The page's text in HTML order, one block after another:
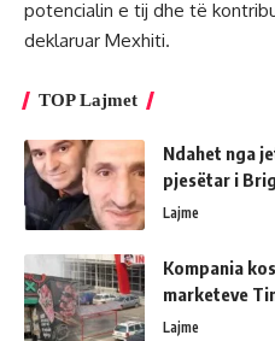
potencialin e tij dhe të
deklaruar Mexhiti.
TOP Lajmet
Ndahet nga
pjesëtar i
Lajme
Kompania
marketeve
Lajme